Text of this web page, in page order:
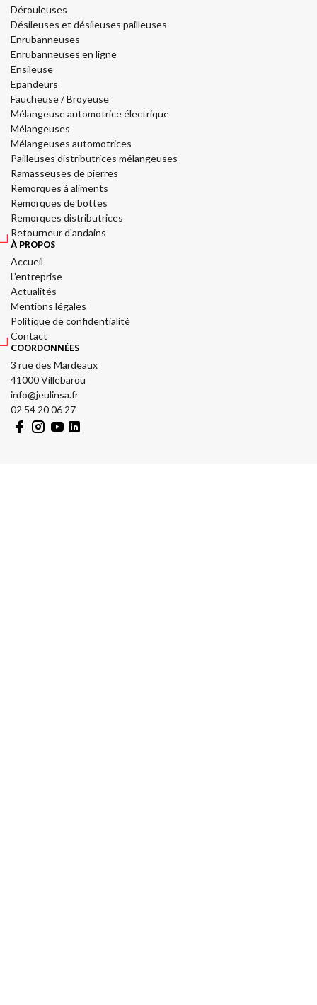
Dérouleuses
Désileuses et désileuses pailleuses
Enrubanneuses
Enrubanneuses en ligne
Ensileuse
Epandeurs
Faucheuse / Broyeuse
Mélangeuse automotrice électrique
Mélangeuses
Mélangeuses automotrices
Pailleuses distributrices mélangeuses
Ramasseuses de pierres
Remorques à aliments
Remorques de bottes
Remorques distributrices
Retourneur d'andains
À PROPOS
Accueil
L’entreprise
Actualités
Mentions légales
Politique de confidentialité
Contact
COORDONNÉES
3 rue des Mardeaux
41000 Villebarou
info@jeulinsa.fr
02 54 20 06 27